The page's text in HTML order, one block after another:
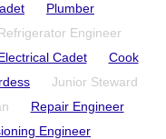
Plumber
Engineer
Cadet
Cook
Junior Steward
Repair Engineer
Engineer